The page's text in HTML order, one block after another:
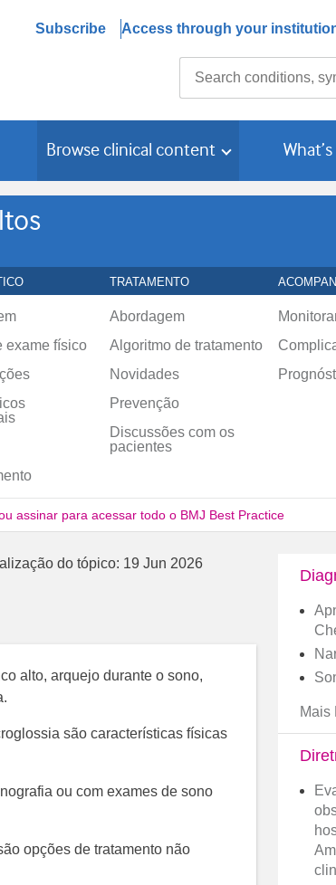
Subscribe Access through your
Browse clinical content
TRATAMENTO
exame físico
Abordagem
Algoritmo de tratamento
Novidades
Prevenção
Discussões com os
pacientes
assinar para acessar todo o BMJ Best Practice
do tópico: 19 Jun 2026
alto, arquejo durante o sono,
são características físicas
ou com exames de sono
opções de tratamento não
Mais